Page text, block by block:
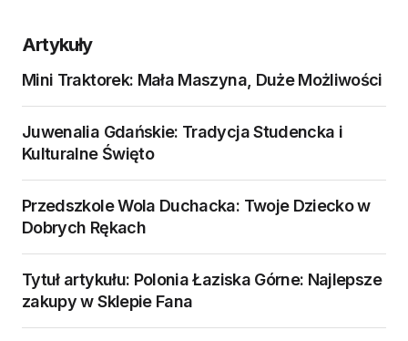
Artykuły
Mini Traktorek: Mała Maszyna, Duże Możliwości
Juwenalia Gdańskie: Tradycja Studencka i
Kulturalne Święto
Przedszkole Wola Duchacka: Twoje Dziecko w
Dobrych Rękach
Tytuł artykułu: Polonia Łaziska Górne: Najlepsze
zakupy w Sklepie Fana